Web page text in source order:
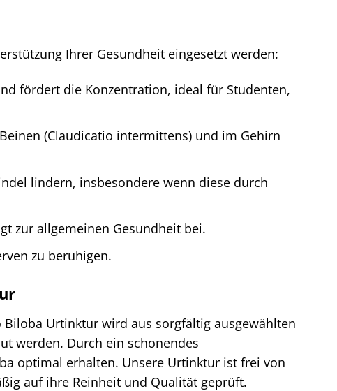
Ihrer Gesundheit eingesetzt werden:
fördert die Konzentration, ideal für Studenten,
(Claudicatio intermittens) und im Gehirn
lindern, insbesondere wenn diese durch
zur allgemeinen Gesundheit bei.
zu beruhigen.
Urtinktur wird aus sorgfältig ausgewählten
werden. Durch ein schonendes
optimal erhalten. Unsere Urtinktur ist frei von
auf ihre Reinheit und Qualität geprüft.